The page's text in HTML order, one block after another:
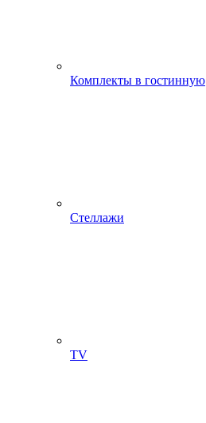
Комплекты в гостинную
Стеллажи
ТV